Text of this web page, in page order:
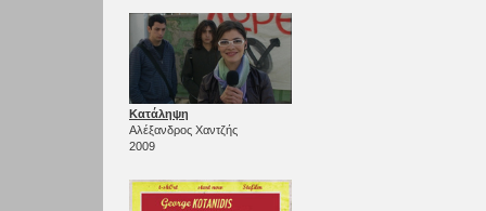
Κατάληψη
Αλέξανδρος Χαντζής
2009